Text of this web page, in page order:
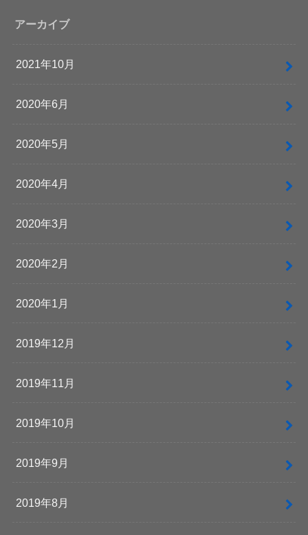
アーカイブ
2021年10月
2020年6月
2020年5月
2020年4月
2020年3月
2020年2月
2020年1月
2019年12月
2019年11月
2019年10月
2019年9月
2019年8月